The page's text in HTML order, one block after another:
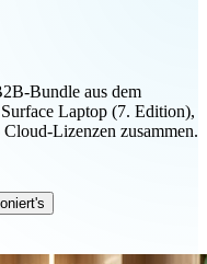
Bundle aus dem
Laptop (7. Edition),
Lizenzen zusammen.